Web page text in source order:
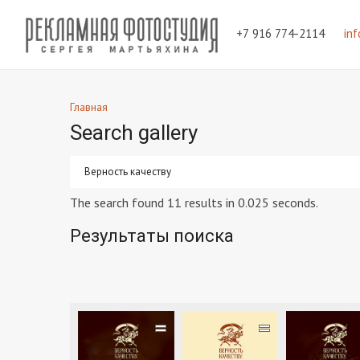
+7 916 774-2114
Главная
Search gallery
The search found 11 results in 0.025 seconds.
Результаты поиска
= =